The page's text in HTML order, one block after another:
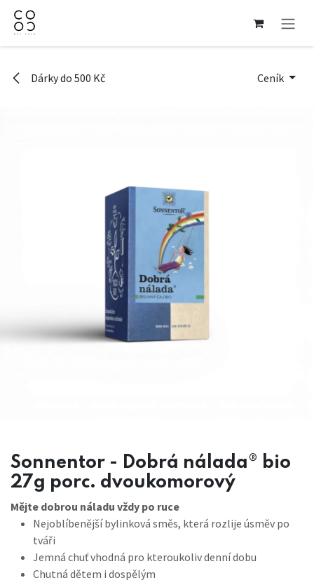
Přejít na obsah
Dárky do 500 Kč Ceník
Sonnentor - Dobrá nálada® bio
27g porc. dvoukomorový
Mějte dobrou náladu vždy po ruce
Nejoblíbenější bylinková směs, která rozlije úsměv po
tváři
Jemná chuť vhodná pro kteroukoliv denní dobu
Chutná dětem i dospělým